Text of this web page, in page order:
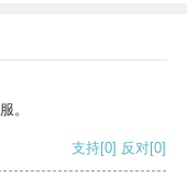
。
支持[0] 反对[0]